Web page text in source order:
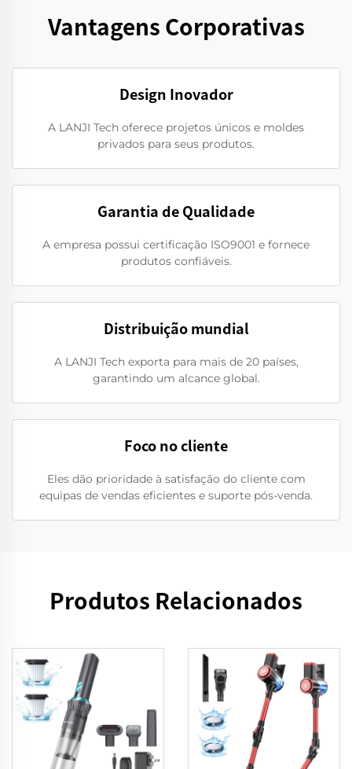
Vantagens Corporativas
Design Inovador
A LANJI Tech oferece projetos únicos e moldes
privados para seus produtos.
Garantia de Qualidade
A empresa possui certificação ISO9001 e fornece
produtos confiáveis.
Distribuição mundial
A LANJI Tech exporta para mais de 20 países,
garantindo um alcance global.
Foco no cliente
Eles dão prioridade à satisfação do cliente com
equipas de vendas eficientes e suporte pós-venda.
Produtos Relacionados